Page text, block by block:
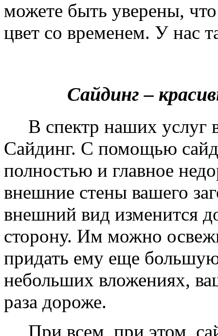
можете быть уверены,
цвет со временем. У нас
Сайдинг –
В спектр наших услуг
Сайдинг. С помощью
полностью и главное
внешние стены вашего
внешний вид изменится
сторону. Им можно
придать ему еще
небольших вложениях,
раза дороже.
При всем, при этом,